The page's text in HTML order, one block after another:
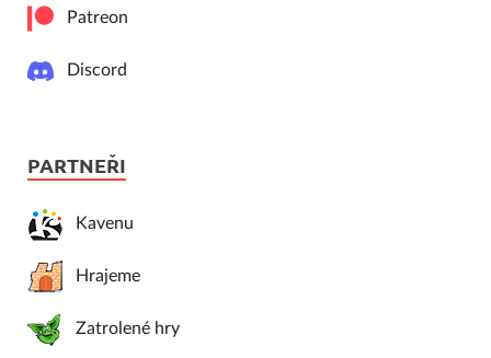
Patreon
Discord
PARTNEŘI
Kavenu
Hrajeme
Zatrolené hry